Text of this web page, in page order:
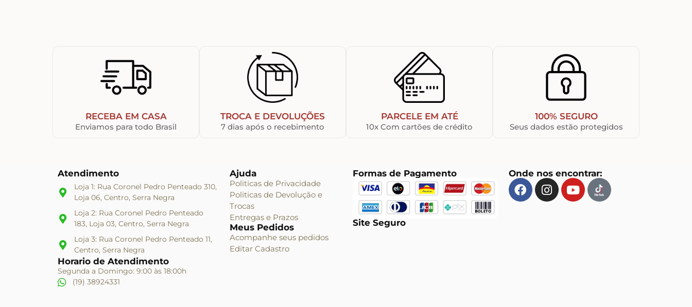
RECEBA EM CASA
Enviamos para todo Brasil
TROCA E DEVOLUÇÕES
7 dias após o recebimento
PARCELE EM ATÉ
10x Com cartões de crédito
100% SEGURO
Seus dados estão protegidos
Atendimento
Loja 1: Rua Coronel Pedro Penteado 310,
Loja 06, Centro, Serra Negra
Loja 2: Rua Coronel Pedro Penteado
183, Loja 03, Centro, Serra Negra
Loja 3: Rua Coronel Pedro Penteado 11,
Centro, Serra Negra
Horario de Atendimento
Segunda a Domingo: 9:00 às 18:00h
(19) 38924331
Ajuda
Politicas de Privacidade
Politicas de Devolução e
Trocas
Entregas e Prazos
Meus Pedidos
Acompanhe seus pedidos
Editar Cadastro
Formas de Pagamento
Site Seguro
Onde nos encontrar: